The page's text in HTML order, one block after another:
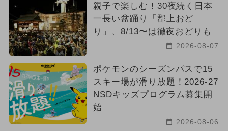
親子で楽しむ！30夜続く日本
一長い盆踊り「郡上おど
り」、8/13〜は徹夜おどりも
2026-08-07
ポケモンのシーズンパスで15
スキー場が滑り放題！2026-27
NSDキッズプログラム募集開
始
2026-08-06